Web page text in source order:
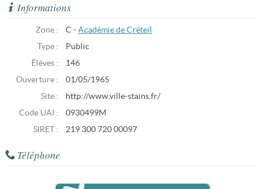
Informations
Zone : C - Académie de Créteil
Type :
Public
Élèves :
146
Ouverture :
01/05/1965
Site :
http://www.ville-stains.fr/
Code UAI :
0930499M
SIRET :
219 300 720 00097
Téléphone